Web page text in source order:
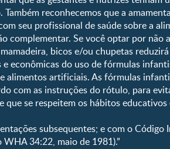
Curva
Planeta
Receitas
reconhecemos que a
seu profissional de saúde sobre a
Se você optar por não
bicos e/ou chupetas
econômicas do uso de fórmulas
alimentos artificiais. As fórmulas
com as instruções do rótulo, para
se respeitem os hábitos
subsequentes; e com o
34:22, maio de 1981).”